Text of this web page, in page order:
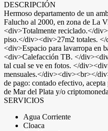
DESCRIPCIÓN
Hermoso departamento de un
Falucho al 2000, en zona de La
<div>Totalmente reciclado.</
piso.</div><div>27m2 totales.
<div>Espacio para lavarropa en
<div>Calefacción TB. </
tal cual se ve en fotos. </
mensuales.</div><div><br></
de pago: contado efectivo,
de Mar del Plata y/o
SERVICIOS
Agua Corriente
Cloaca